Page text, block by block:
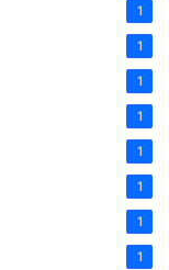
1
1
1
1
1
1
1
1